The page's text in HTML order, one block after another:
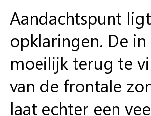
Aandachtspunt
opklaringen. De
moeilijk terug te
van de frontale
laat echter een